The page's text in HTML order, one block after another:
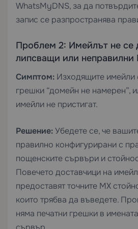
WhatsMyDNS, за да
запис се разпространява
Проблем 2: Имейлът не се
липсващи или неправилни
Симптом: Изходящите имейли
грешки “домейн не намерен”,
имейли не пристигат.
Решение:Убедете се, че
правилно конфигурирани с
пощенските сървъри и
Повечето доставчици на
предоставят точните MX
които трябва да въведете.
няма печатни грешки в